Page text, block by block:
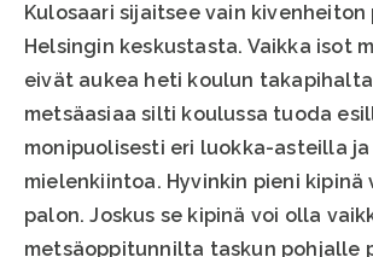
Kulosaari sijaitsee vain kivenheiton
Helsingin keskustasta. Vaikka isot
eivät aukea heti koulun
metsäasiaa silti koulussa tuoda
monipuolisesti eri luokka-asteilla
mielenkiintoa. Hyvinkin pieni
palon. Joskus se kipinä voi olla
metsäoppitunnilta taskun pohjalle